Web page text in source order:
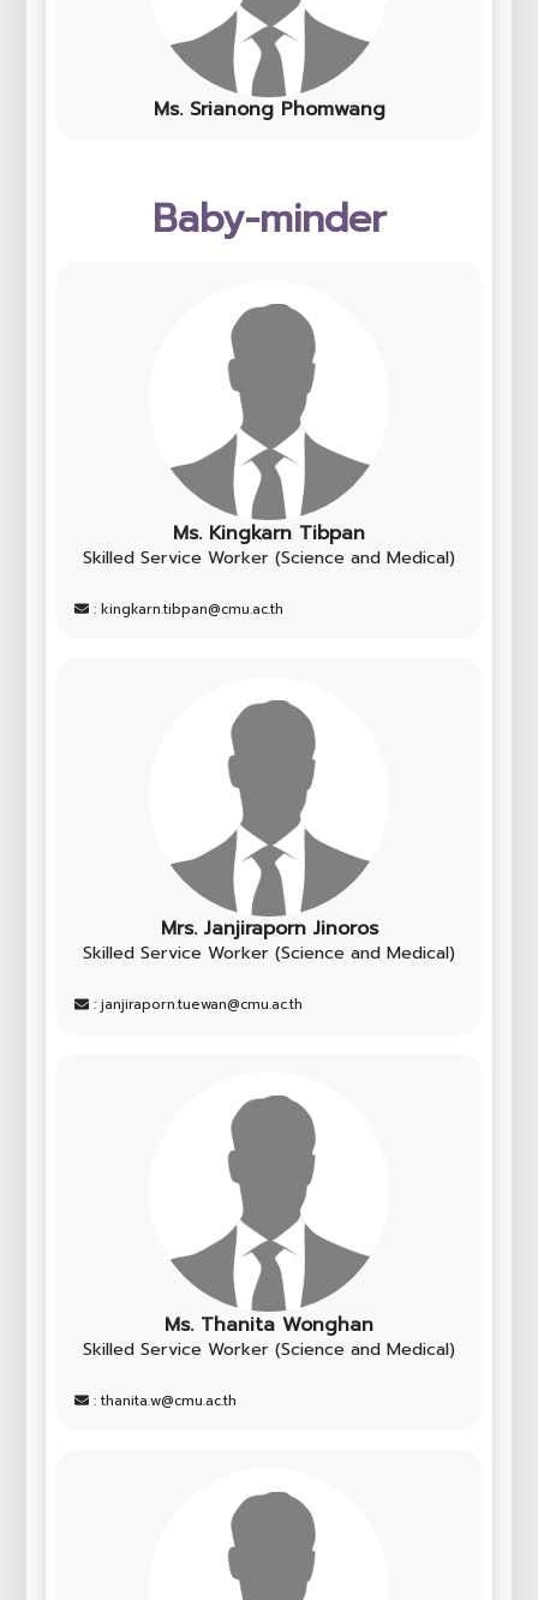
Ms. Srianong Phomwang
Baby-minder
Ms. Kingkarn Tibpan
Skilled Service Worker (Science and Medical)
: kingkarn.tibpan@cmu.ac.th
Mrs. Janjiraporn Jinoros
Skilled Service Worker (Science and Medical)
: janjiraporn.tuewan@cmu.ac.th
Ms. Thanita Wonghan
Skilled Service Worker (Science and Medical)
: thanita.w@cmu.ac.th